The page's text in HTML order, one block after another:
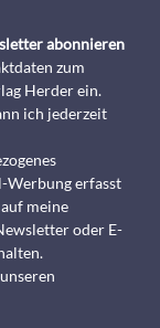
abonnieren
zum
Herder ein.
ich jederzeit
Werbung erfasst
meine
oder E-